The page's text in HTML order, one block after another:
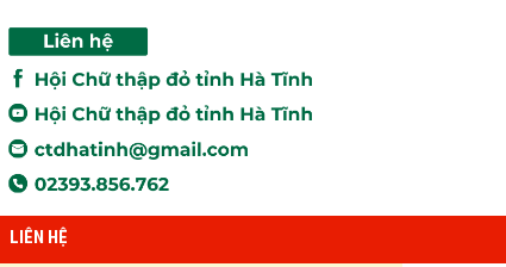
LIÊN HỆ